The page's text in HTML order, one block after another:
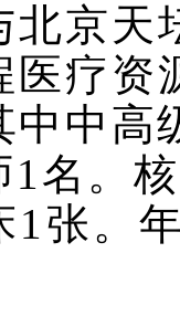
北京
医疗资
中中高
名。
1张。